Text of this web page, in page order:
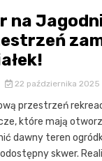
na
22 października 2025
przestrzeń
które mają
dawny teren
skwer.